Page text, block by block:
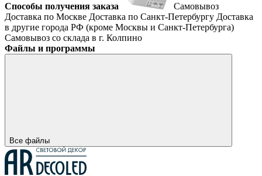
Способы получения заказа
Самовывоз
Доставка по Москве Доставка по Санкт-Петербургу Доставка
в другие города РФ (кроме Москвы и Санкт-Петербурга)
Самовывоз со склада в г. Колпино
Файлы и программы
Все файлы